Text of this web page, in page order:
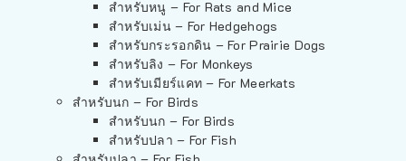
สำหรับหนู – For Rats and Mice
สำหรับเม่น – For Hedgehogs
สำหรับกระรอกดิน – For Prairie Dogs
สำหรับลิง – For Monkeys
สำหรับเมียร์แคท – For Meerkats
สำหรับนก – For Birds
สำหรับนก – For Birds
สำหรับปลา – For Fish